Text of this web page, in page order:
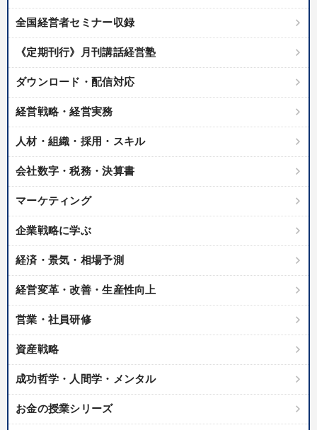
全国経営者セミナー収録
《定期刊行》月刊講話経営塾
ダウンロード・配信対応
経営戦略・経営実務
人材・組織・採用・スキル
会社数字・税務・決算書
マーケティング
企業戦略に学ぶ
経済・景気・相場予測
経営変革・改善・生産性向上
営業・社員研修
資産戦略
成功哲学・人間学・メンタル
お金の授業シリーズ